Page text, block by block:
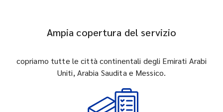
Ampia copertura del servizio
copriamo tutte le città continentali degli Emirati Arabi
Uniti, Arabia Saudita e Messico.